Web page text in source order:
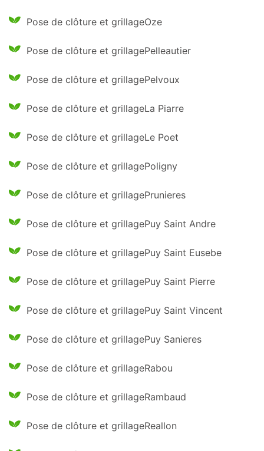
Pose de clôture et grillageOze
Pose de clôture et grillagePelleautier
Pose de clôture et grillagePelvoux
Pose de clôture et grillageLa Piarre
Pose de clôture et grillageLe Poet
Pose de clôture et grillagePoligny
Pose de clôture et grillagePrunieres
Pose de clôture et grillagePuy Saint Andre
Pose de clôture et grillagePuy Saint Eusebe
Pose de clôture et grillagePuy Saint Pierre
Pose de clôture et grillagePuy Saint Vincent
Pose de clôture et grillagePuy Sanieres
Pose de clôture et grillageRabou
Pose de clôture et grillageRambaud
Pose de clôture et grillageReallon